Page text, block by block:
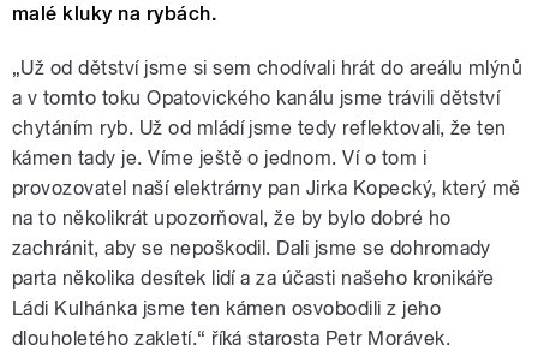
malé kluky na rybách.
„Už od dětství jsme si sem chodívali hrát do areálu mlýnů
a v tomto toku Opatovického kanálu jsme trávili dětství
chytáním ryb. Už od mládí jsme tedy reflektovali, že ten
kámen tady je. Víme ještě o jednom. Ví o tom i
provozovatel naší elektrárny pan Jirka Kopecký, který mě
na to několikrát upozorňoval, že by bylo dobré ho
zachránit, aby se nepoškodil. Dali jsme se dohromady
parta několika desítek lidí a za účasti našeho kronikáře
Ládi Kulhánka jsme ten kámen osvobodili z jeho
dlouholetého zakletí,“ říká starosta Petr Morávek.